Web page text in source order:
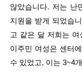
않았습니다. 저는 난
지원을 받게 되었습
고 같은 달 저희는
이주민 여성은 센터
수 있었고, 이는 3~4